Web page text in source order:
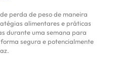
perda de peso de maneira
alimentares e práticas
durante uma semana para
segura e potencialmente